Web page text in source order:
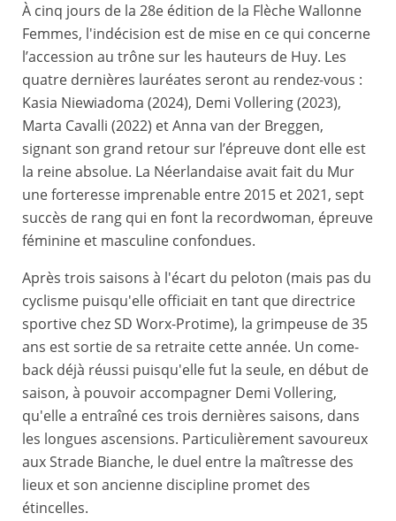
À cinq jours de la 28e édition de la Flèche Wallonne
Femmes, l'indécision est de mise en ce qui concerne
l’accession au trône sur les hauteurs de Huy. Les
quatre dernières lauréates seront au rendez-vous :
Kasia Niewiadoma (2024), Demi Vollering (2023),
Marta Cavalli (2022) et Anna van der Breggen,
signant son grand retour sur l’épreuve dont elle est
la reine absolue. La Néerlandaise avait fait du Mur
une forteresse imprenable entre 2015 et 2021, sept
succès de rang qui en font la recordwoman, épreuve
féminine et masculine confondues.
Après trois saisons à l'écart du peloton (mais pas du
cyclisme puisqu'elle officiait en tant que directrice
sportive chez SD Worx-Protime), la grimpeuse de 35
ans est sortie de sa retraite cette année. Un come-
back déjà réussi puisqu'elle fut la seule, en début de
saison, à pouvoir accompagner Demi Vollering,
qu'elle a entraîné ces trois dernières saisons, dans
les longues ascensions. Particulièrement savoureux
aux Strade Bianche, le duel entre la maîtresse des
lieux et son ancienne discipline promet des
étincelles.